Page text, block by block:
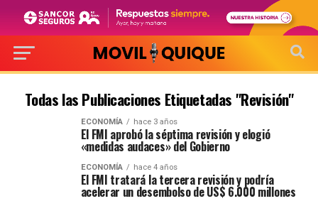
Todas las Publicaciones Etiquetadas "Revisión"
ECONOMÍA hace 3 años
El FMI aprobó la séptima revisión y elogió
«medidas audaces» del Gobierno
ECONOMÍA hace 4 años
El FMI tratará la tercera revisión y podría
acelerar un desembolso de US$ 6.000 millones